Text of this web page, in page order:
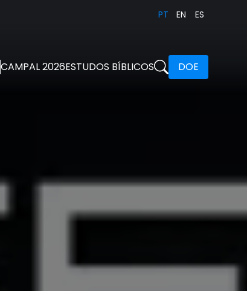
PT EN ES
CAMPAL 2026ESTUDOS BÍBLICOS DOE